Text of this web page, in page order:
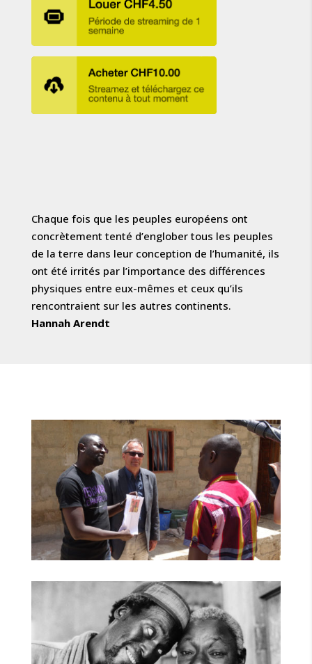
Chaque fois que les peuples européens ont
concrètement tenté d’englober tous les peuples
de la terre dans leur conception de l’humanité, ils
ont été irrités par l’importance des différences
physiques entre eux-mêmes et ceux qu’ils
rencontraient sur les autres continents.
Hannah Arendt